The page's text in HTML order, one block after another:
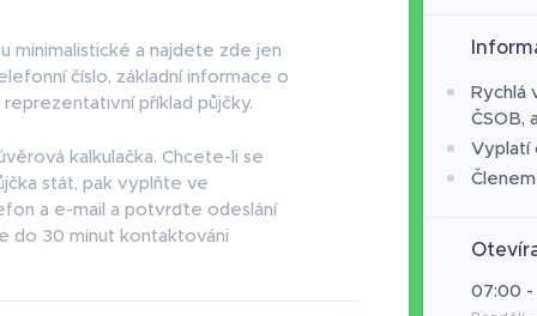
minimalistické a najdete zde jen
číslo, základní informace o
příklad půjčky.
kalkulačka. Chcete-li se
stát, pak vyplňte ve
a e-mail a potvrďte odeslání
do 30 minut kontaktováni
Rychlá
ČSOB,
Vyplatí
07:00 -